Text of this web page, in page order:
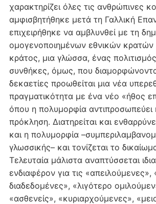
χαρακτηρίζει όλες τις ανθρώπινες
αμφισβητήθηκε μετά τη Γαλλική
επιχειρήθηκε να αμβλυνθεί με τη
ομογενοποιημένων εθνικών
κράτος, μια γλώσσα, ένας
συνθήκες, όμως, που
δεκαετίες προωθείται μια νέα
πραγματικότητα με ένα νέο «ήθος
όπου η πολυμορφία αντιπροσωπεύει
πρόκληση. Διατηρείται και
και η πολυμορφία
γλωσσικής– και τονίζεται το
Τελευταία μάλιστα αναπτύσσεται
ενδιαφέρον για τις «απειλούμενες»,
διαδεδομένες», «λιγότερο
«ασθενείς», «κυριαρχούμενες»,